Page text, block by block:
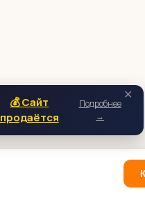
✕
💰 Сайт
продаётся
Подробнее
→